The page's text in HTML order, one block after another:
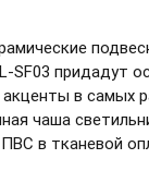
SF03 придадут
в самых
чаша
в тканевой